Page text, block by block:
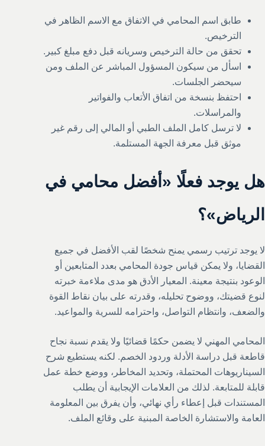
طابق اسم المحامي في الاتفاق مع الاسم الظاهر في
الترخيص.
تحقق من حالة الترخيص وسريانه قبل دفع مبلغ كبير.
اسأل من سيكون المسؤول المباشر عن الملف ومن
سيحضر الجلسات.
احتفظ بنسخة من اتفاق الأتعاب والفواتير
والمراسلات.
لا ترسل كامل الملف الطبي أو المالي إلى رقم غير
موثق قبل معرفة الجهة المستلمة.
هل يوجد فعلًا «أفضل محامي في
الرياض»؟
لا يوجد ترتيب رسمي يمنح شخصًا لقب الأفضل في جميع
القضايا، ولا يمكن قياس جودة المحامي بعدد المتابعين أو
الوعود بنتيجة معينة. المعيار الأدق هو مدى ملاءمة خبرته
لنوع قضيتك، ووضوح تحليله، وقدرته على بيان نقاط القوة
والضعف، وانتظام التواصل، واحترامه للسرية والمواعيد.
المحامي المهني لا يضمن حكمًا قضائيًا ولا يقدم نسبة نجاح
قاطعة قبل دراسة الأدلة وردود الخصم. لكنه يستطيع شرح
السيناريوهات المحتملة، وتحديد المخاطر، ووضع خطة عمل
قابلة للمتابعة. لذلك من العلامات الإيجابية أن يطلب
المستندات قبل إعطاء رأي نهائي، وأن يفرق بين المعلومة
العامة والاستشارة الخاصة المبنية على وقائع الملف.